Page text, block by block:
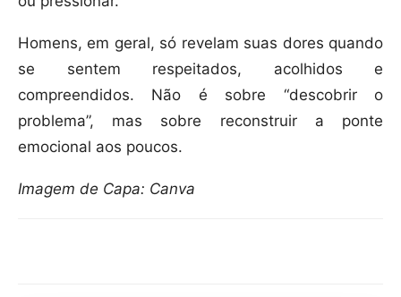
Homens, em geral, só revelam suas dores quando
se sentem respeitados, acolhidos e
compreendidos. Não é sobre “descobrir o
problema”, mas sobre reconstruir a ponte
emocional aos poucos.
Imagem de Capa: Canva